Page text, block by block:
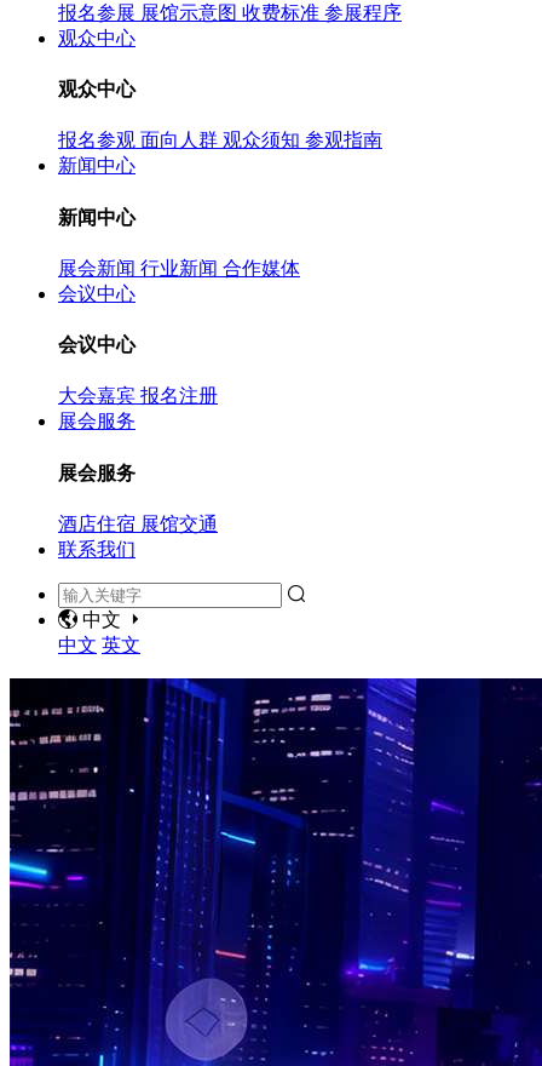
报名参展 展馆示意图 收费标准 参展程序
观众中心
观众中心
报名参观 面向人群 观众须知 参观指南
新闻中心
新闻中心
展会新闻 行业新闻 合作媒体
会议中心
会议中心
大会嘉宾 报名注册
展会服务
展会服务
酒店住宿 展馆交通
联系我们
中文
中文 英文